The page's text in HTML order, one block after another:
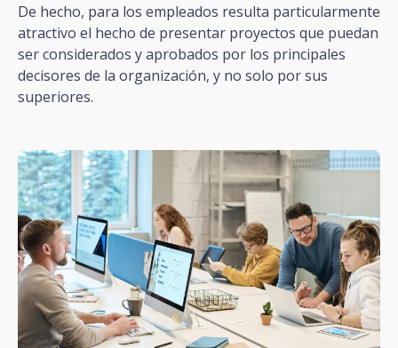
De hecho, para los empleados resulta particularmente
atractivo el hecho de presentar proyectos que puedan
ser considerados y aprobados por los principales
decisores de la organización, y no solo por sus
superiores.